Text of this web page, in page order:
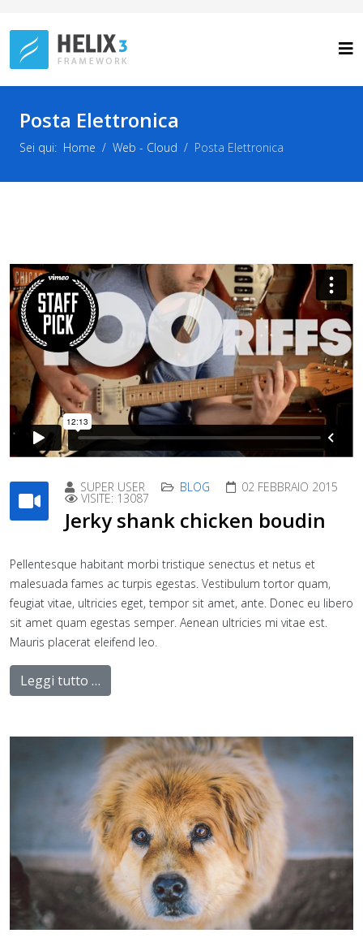
Posta Elettronica
Sei qui: Home Web - Cloud Posta Elettronica
SUPER USER BLOG 02 FEBBRAIO 2015
VISITE: 13087
Jerky shank chicken boudin
Pellentesque habitant morbi tristique senectus et netus et
malesuada fames ac turpis egestas. Vestibulum tortor quam,
feugiat vitae, ultricies eget, tempor sit amet, ante. Donec eu libero
sit amet quam egestas semper. Aenean ultricies mi vitae est.
Mauris placerat eleifend leo.
Leggi tutto …